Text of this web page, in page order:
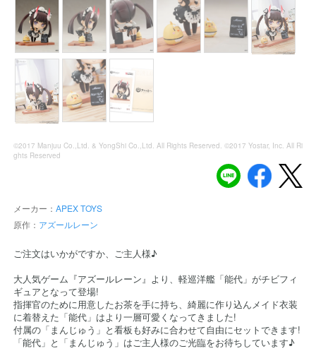
©2017 Manjuu Co.,Ltd. & YongShi Co.,Ltd. All Rights Reserved. ©2017 Yostar, Inc. All Ri
ghts Reserved
メーカー： APEX TOYS
原作： アズールレーン
ご注文はいかがですか、ご主人様♪
大人気ゲーム『アズールレーン』より、軽巡洋艦「能代」がチビフィ
ギュアとなって登場!
指揮官のために用意したお茶を手に持ち、綺麗に作り込んメイド衣装
に着替えた「能代」はより一層可愛くなってきました!
付属の「まんじゅう」と看板も好みに合わせて自由にセットできます!
「能代」と「まんじゅう」はご主人様のご光臨をお待ちしています♪